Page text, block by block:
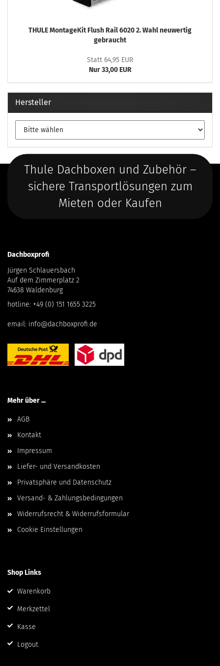
THULE MontageKit Flush Rail 6020 2. Wahl neuwertig
gebraucht
Statt 64,95 EUR
Nur 33,00 EUR
Hersteller
Thule Dachboxen und Zubehör –
sichere Transportlösungen zum
Mieten oder Kaufen
Dachboxprofi
Jürgen Schlauersbach
Auf dem Zimmerplatz 2
74638 Waldenburg
hotline: +49 (0) 151 1655 3225
email: info@dachboxprofi.de
Mehr über ...
AGB
Kontakt
Impressum
Liefer- und Versandkosten
Privatsphäre und Datenschutz
Versand- & Zahlungsbedingungen
Widerrufsrecht & Widerrufsformular
Cookie Einstellungen
Shop Links
Warenkorb
Merkzettel
Kasse
Logout